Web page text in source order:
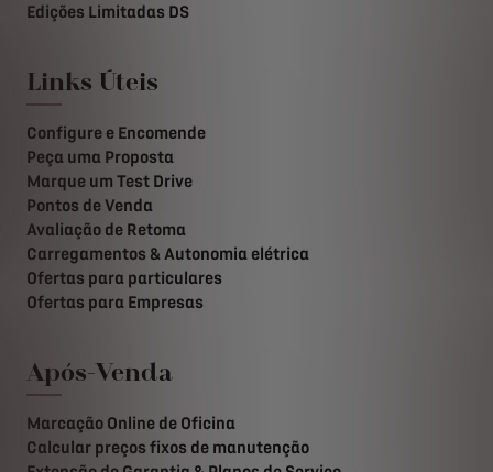
Edições Limitadas DS
Links Úteis
Configure e Encomende
Peça uma Proposta
Marque um Test Drive
Pontos de Venda
Avaliação de Retoma
Carregamentos & Autonomia elétrica
Ofertas para particulares
Ofertas para Empresas
Após-Venda
Marcação Online de Oficina
Calcular preços fixos de manutenção